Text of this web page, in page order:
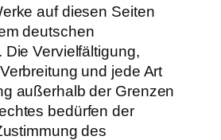
auf diesen Seiten
deutschen
Die Vervielfältigung,
und jede Art
außerhalb der Grenzen
bedürfen der
des